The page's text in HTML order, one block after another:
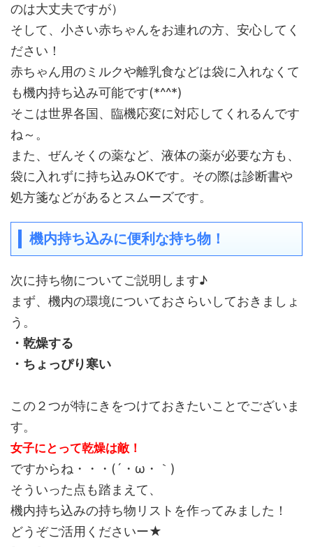
のは大丈夫ですが）
そして、小さい赤ちゃんをお連れの方、安心してく
ださい！
赤ちゃん用のミルクや離乳食などは袋に入れなくて
も機内持ち込み可能です(*^^*)
そこは世界各国、臨機応変に対応してくれるんです
ね～。
また、ぜんそくの薬など、液体の薬が必要な方も、
袋に入れずに持ち込みOKです。その際は診断書や
処方箋などがあるとスムーズです。
機内持ち込みに便利な持ち物！
次に持ち物についてご説明します♪
まず、機内の環境についておさらいしておきましょ
う。
・乾燥する
・ちょっぴり寒い
この２つが特にきをつけておきたいことでございま
す。
女子にとって乾燥は敵！
ですからね・・・(´・ω・｀)
そういった点も踏まえて、
機内持ち込みの持ち物リストを作ってみました！
どうぞご活用くださいー★